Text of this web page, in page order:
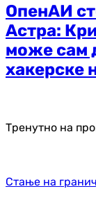
ОпенАИ
Астра:
може сам
хакерске
Тренутно на
Стање на